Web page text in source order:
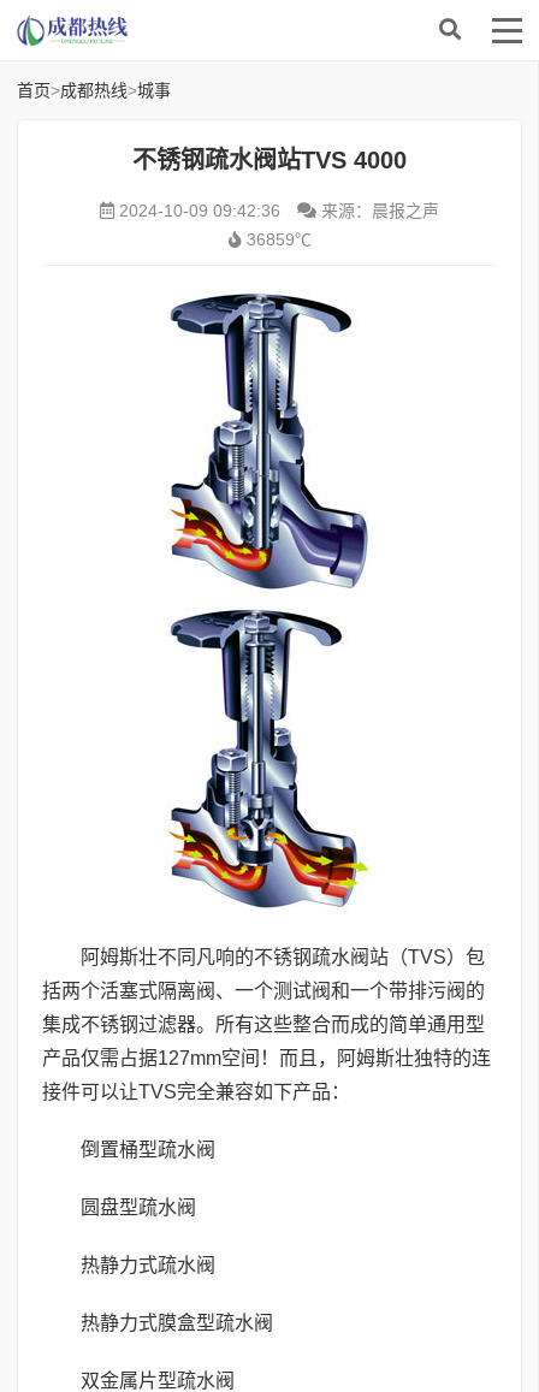
首页>成都热线>城事
不锈钢疏水阀站TVS 4000
2024-10-09 09:42:36
来源：晨报之声
36859℃
阿姆斯壮不同凡响的不锈钢疏水阀站（TVS）包
括两个活塞式隔离阀、一个测试阀和一个带排污阀的
集成不锈钢过滤器。所有这些整合而成的简单通用型
产品仅需占据127mm空间！而且，阿姆斯壮独特的连
接件可以让TVS完全兼容如下产品：
倒置桶型疏水阀
圆盘型疏水阀
热静力式疏水阀
热静力式膜盒型疏水阀
双金属片型疏水阀